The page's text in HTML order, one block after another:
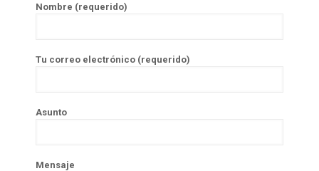
Nombre (requerido)
Tu correo electrónico (requerido)
Asunto
Mensaje